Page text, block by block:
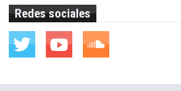
Redes sociales